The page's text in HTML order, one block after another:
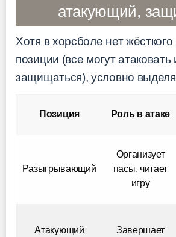
атакующий,
Хотя в хорсболе нет
позиции (все могут атаковать
защищаться), условно
Позиция Роль в атаке
Разыгрывающий
Организует
пасы, читает
игру
Атакующий
Завершает